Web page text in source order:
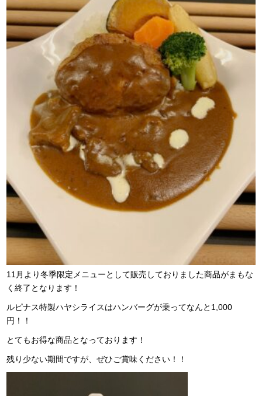
11月より冬季限定メニューとして販売しておりました商品がまもな
く終了となります！
ルピナス特製ハヤシライスはハンバーグが乗ってなんと1,000
円！！
とてもお得な商品となっております！
残り少ない期間ですが、ぜひご賞味ください！！